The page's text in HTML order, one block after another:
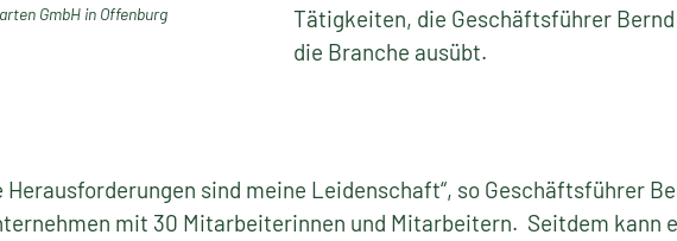
GmbH in Offenburg
Tätigkeiten, die Geschäftsführer
die Branche ausübt.
Herausforderungen sind meine Leidenschaft“, so Geschäftsführer
mit 30 Mitarbeiterinnen und Mitarbeitern. Seitdem kann